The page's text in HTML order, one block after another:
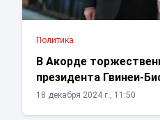
Политика
В Акорде
президента Гвинеи-
18 декабря 2024 г., 11:50